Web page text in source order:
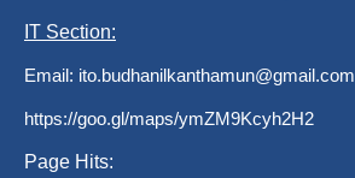
IT Section:
Email: ito.budhanilkanthamun@gmail.com
https://goo.gl/maps/ymZM9Kcyh2H2
Page Hits: